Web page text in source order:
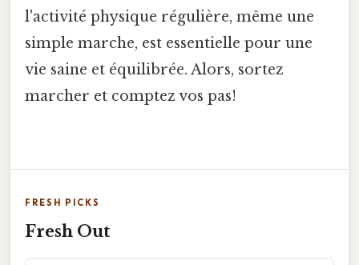
l'activité physique régulière, même une
simple marche, est essentielle pour une
vie saine et équilibrée. Alors, sortez
marcher et comptez vos pas!
FRESH PICKS
Fresh Out